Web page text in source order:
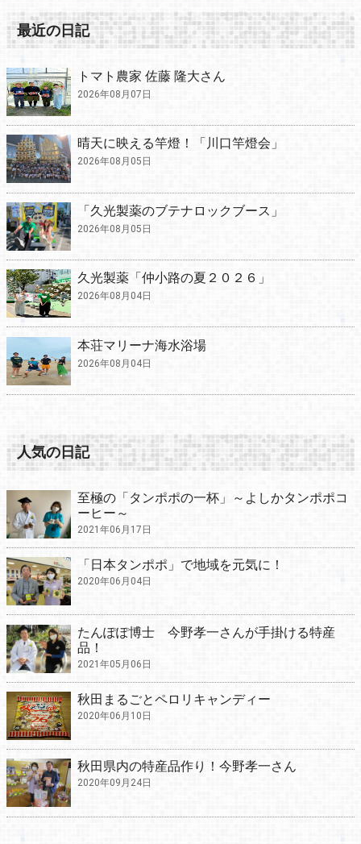
最近の日記
トマト農家 佐藤 隆大さん
2026年08月07日
晴天に映える竿燈！「川口竿燈会」
2026年08月05日
「久光製薬のブテナロックブース」
2026年08月05日
久光製薬「仲小路の夏２０２６」
2026年08月04日
本荘マリーナ海水浴場
2026年08月04日
人気の日記
至極の「タンポポの一杯」～よしかタンポポコ
ーヒー～
2021年06月17日
「日本タンポポ」で地域を元気に！
2020年06月04日
たんぽぽ博士 今野孝一さんが手掛ける特産
品！
2021年05月06日
秋田まるごとペロリキャンディー
2020年06月10日
秋田県内の特産品作り！今野孝一さん
2020年09月24日